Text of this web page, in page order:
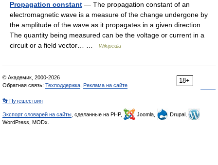
Propagation constant — The propagation constant of an
electromagnetic wave is a measure of the change undergone by
the amplitude of the wave as it propagates in a given direction.
The quantity being measured can be the voltage or current in a
circuit or a field vector… …
Wikipedia
18+
© Академик, 2000-2026
Обратная связь: Техподдержка Реклама на сайте
👣 Путешествия
Экспорт словарей на сайты , сделанные на PHP, Joomla,
Drupal,
WordPress, MODx.